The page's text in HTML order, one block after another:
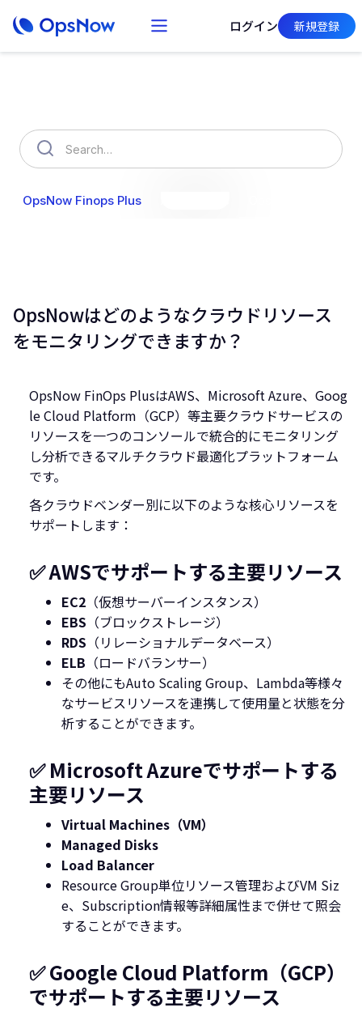
ログイン 新規登録
OpsNow Finops Plus
OpsNowはどのようなクラウドリソース
をモニタリングできますか？
OpsNow FinOps PlusはAWS、Microsoft Azure、Goog
le Cloud Platform（GCP）等主要クラウドサービスの
リソースを一つのコンソールで統合的にモニタリング
し分析できるマルチクラウド最適化プラットフォーム
です。
各クラウドベンダー別に以下のような核心リソースを
サポートします：
✅ AWSでサポートする主要リソース
EC2 （仮想サーバーインスタンス）
EBS （ブロックストレージ）
RDS （リレーショナルデータベース）
ELB （ロードバランサー）
その他にもAuto Scaling Group、Lambda等様々
なサービスリソースを連携して使用量と状態を分
析することができます。
✅ Microsoft Azureでサポートする
主要リソース
Virtual Machines（VM）
Managed Disks
Load Balancer
Resource Group単位リソース管理およびVM Siz
e、Subscription情報等詳細属性まで併せて照会
することができます。
✅ Google Cloud Platform（GCP）
でサポートする主要リソース